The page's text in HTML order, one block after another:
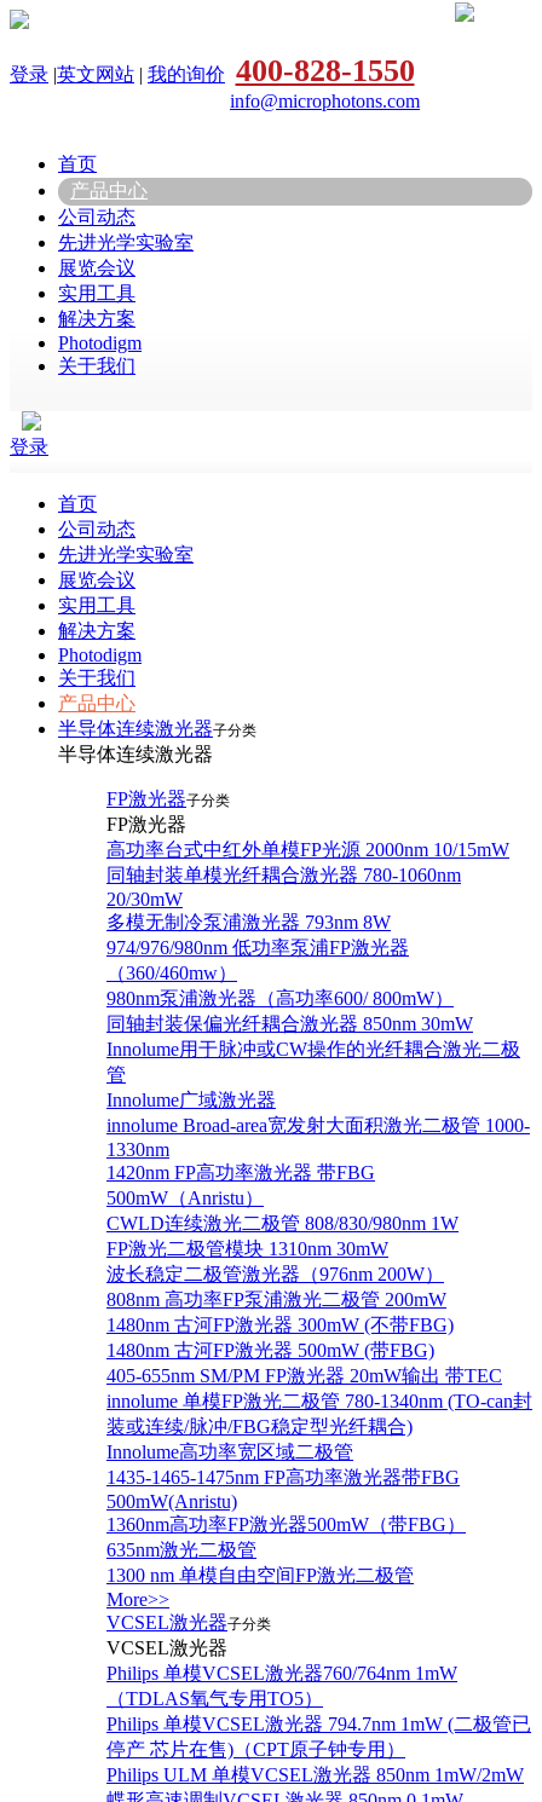
登录 |英文网站 | 我的询价 400-828-1550
info@microphotons.com
首页
产品中心
公司动态
先进光学实验室
展览会议
实用工具
解决方案
Photodigm
关于我们
登录
首页
公司动态
先进光学实验室
展览会议
实用工具
解决方案
Photodigm
关于我们
产品中心
半导体连续激光器子分类
半导体连续激光器
FP激光器子分类
FP激光器
高功率台式中红外单模FP光源 2000nm 10/15mW
同轴封装单模光纤耦合激光器 780-1060nm
20/30mW
多模无制冷泵浦激光器 793nm 8W
974/976/980nm 低功率泵浦FP激光器
（360/460mw）
980nm泵浦激光器（高功率600/ 800mW）
同轴封装保偏光纤耦合激光器 850nm 30mW
Innolume用于脉冲或CW操作的光纤耦合激光二极
管
Innolume广域激光器
innolume Broad-area宽发射大面积激光二极管 1000-
1330nm
1420nm FP高功率激光器 带FBG
500mW（Anristu）
CWLD连续激光二极管 808/830/980nm 1W
FP激光二极管模块 1310nm 30mW
波长稳定二极管激光器（976nm 200W）
808nm 高功率FP泵浦激光二极管 200mW
1480nm 古河FP激光器 300mW (不带FBG)
1480nm 古河FP激光器 500mW (带FBG)
405-655nm SM/PM FP激光器 20mW输出 带TEC
innolume 单模FP激光二极管 780-1340nm (TO-can封
装或连续/脉冲/FBG稳定型光纤耦合)
Innolume高功率宽区域二极管
1435-1465-1475nm FP高功率激光器带FBG
500mW(Anristu)
1360nm高功率FP激光器500mW（带FBG）
635nm激光二极管
1300 nm 单模自由空间FP激光二极管
More>>
VCSEL激光器子分类
VCSEL激光器
Philips 单模VCSEL激光器760/764nm 1mW
（TDLAS氧气专用TO5）
Philips 单模VCSEL激光器 794.7nm 1mW (二极管已
停产 芯片在售)（CPT原子钟专用）
Philips ULM 单模VCSEL激光器 850nm 1mW/2mW